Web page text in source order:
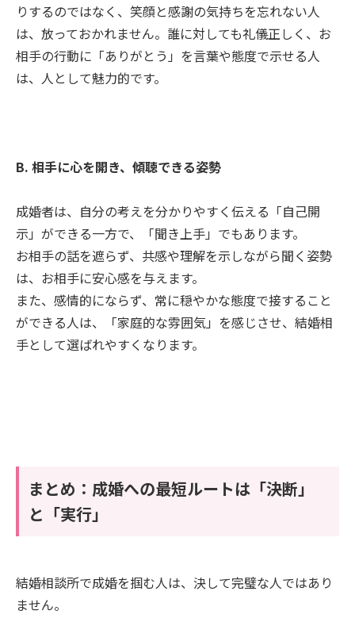
りするのではなく、笑顔と感謝の気持ちを忘れない人
は、放っておかれません。誰に対しても礼儀正しく、お
相手の行動に「ありがとう」を言葉や態度で示せる人
は、人として魅力的です。
B. 相手に心を開き、傾聴できる姿勢
成婚者は、自分の考えを分かりやすく伝える「自己開
示」ができる一方で、「聞き上手」でもあります。
お相手の話を遮らず、共感や理解を示しながら聞く姿勢
は、お相手に安心感を与えます。
また、感情的にならず、常に穏やかな態度で接すること
ができる人は、「家庭的な雰囲気」を感じさせ、結婚相
手として選ばれやすくなります。
まとめ：成婚への最短ルートは「決断」
と「実行」
結婚相談所で成婚を掴む人は、決して完璧な人ではあり
ません。